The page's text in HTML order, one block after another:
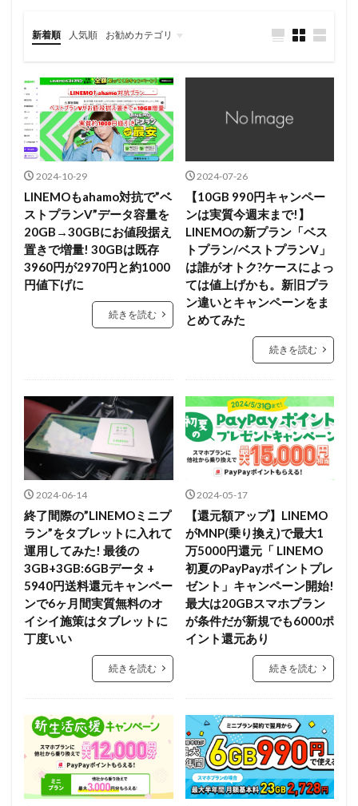
新着順 人気順 お勧めカテゴリ
2024-10-29
LINEMOもahamo対抗で”ベ
ストプランV”データ容量を
20GB→30GBにお値段据え
置きで増量! 30GBは既存
3960円が2970円と約1000
円値下げに
続きを読む
2024-07-26
【10GB 990円キャンペー
ンは実質今週末まで!】
LINEMOの新プラン「ベス
トプラン/ベストプランV」
は誰がオトク?ケースによっ
ては値上げかも。新旧プラ
ン違いとキャンペーンをま
とめてみた
続きを読む
2024-06-14
終了間際の”LINEMOミニプ
ラン”をタブレットに入れて
運用してみた! 最後の
3GB+3GB:6GBデータ +
5940円送料還元キャンペー
ンで6ヶ月間実質無料のオ
イシイ施策はタブレットに
丁度いい
続きを読む
2024-05-17
【還元額アップ】LINEMO
がMNP(乗り換え)で最大1
万5000円還元「 LINEMO
初夏のPayPayポイントプレ
ゼント」キャンペーン開始!
最大は20GBスマホプラン
が条件だが新規でも6000ポ
イント還元あり
続きを読む